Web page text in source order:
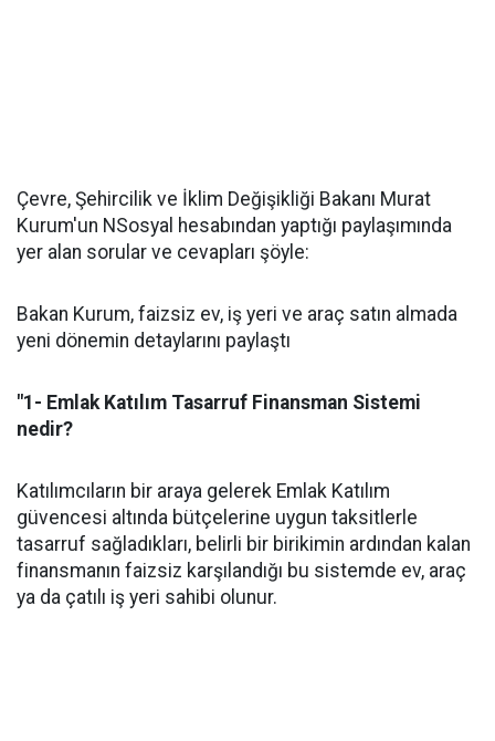
Çevre, Şehircilik ve İklim Değişikliği Bakanı Murat
Kurum'un NSosyal hesabından yaptığı paylaşımında
yer alan sorular ve cevapları şöyle:
Bakan Kurum, faizsiz ev, iş yeri ve araç satın almada
yeni dönemin detaylarını paylaştı
"1- Emlak Katılım Tasarruf Finansman Sistemi
nedir?
Katılımcıların bir araya gelerek Emlak Katılım
güvencesi altında bütçelerine uygun taksitlerle
tasarruf sağladıkları, belirli bir birikimin ardından kalan
finansmanın faizsiz karşılandığı bu sistemde ev, araç
ya da çatılı iş yeri sahibi olunur.